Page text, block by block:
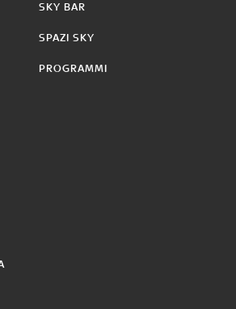
SKY BAR
SPAZI SKY
PROGRAMMI